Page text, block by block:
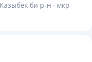
би р-н · мкр